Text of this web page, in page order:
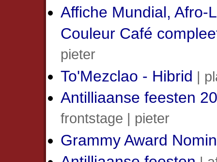
Affiche Mundial, Afro-
Couleur Café
pieter
To'Mezclao - Hibrid |
Antilliaanse feesten
frontstage | pieter
Grammy Award